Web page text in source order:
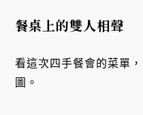
餐桌上的雙人相聲
看這次四手餐會的菜單
圖。